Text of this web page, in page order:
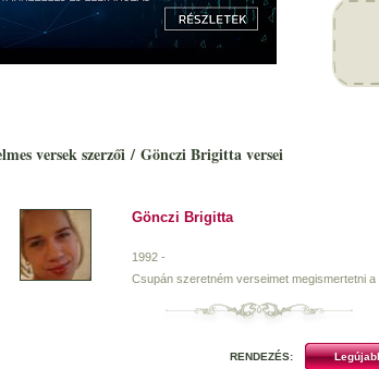
versek szerzői / Gönczi Brigitta versei
Gönczi Brigitta
1992 -
Csupán szeretném verseimet megismertetni a
RENDEZÉS: